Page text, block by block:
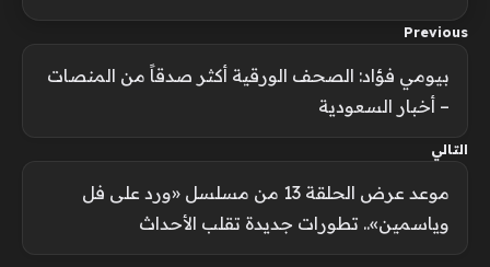
Previous
بيومي فؤاد: الصحف الورقية أكثر صدقاً من المنصات
– أخبار السعودية
التالي
موعد عرض الحلقة 13 من مسلسل «ورد على فل
وياسمين».. تطورات جديدة تقلب الأحداث